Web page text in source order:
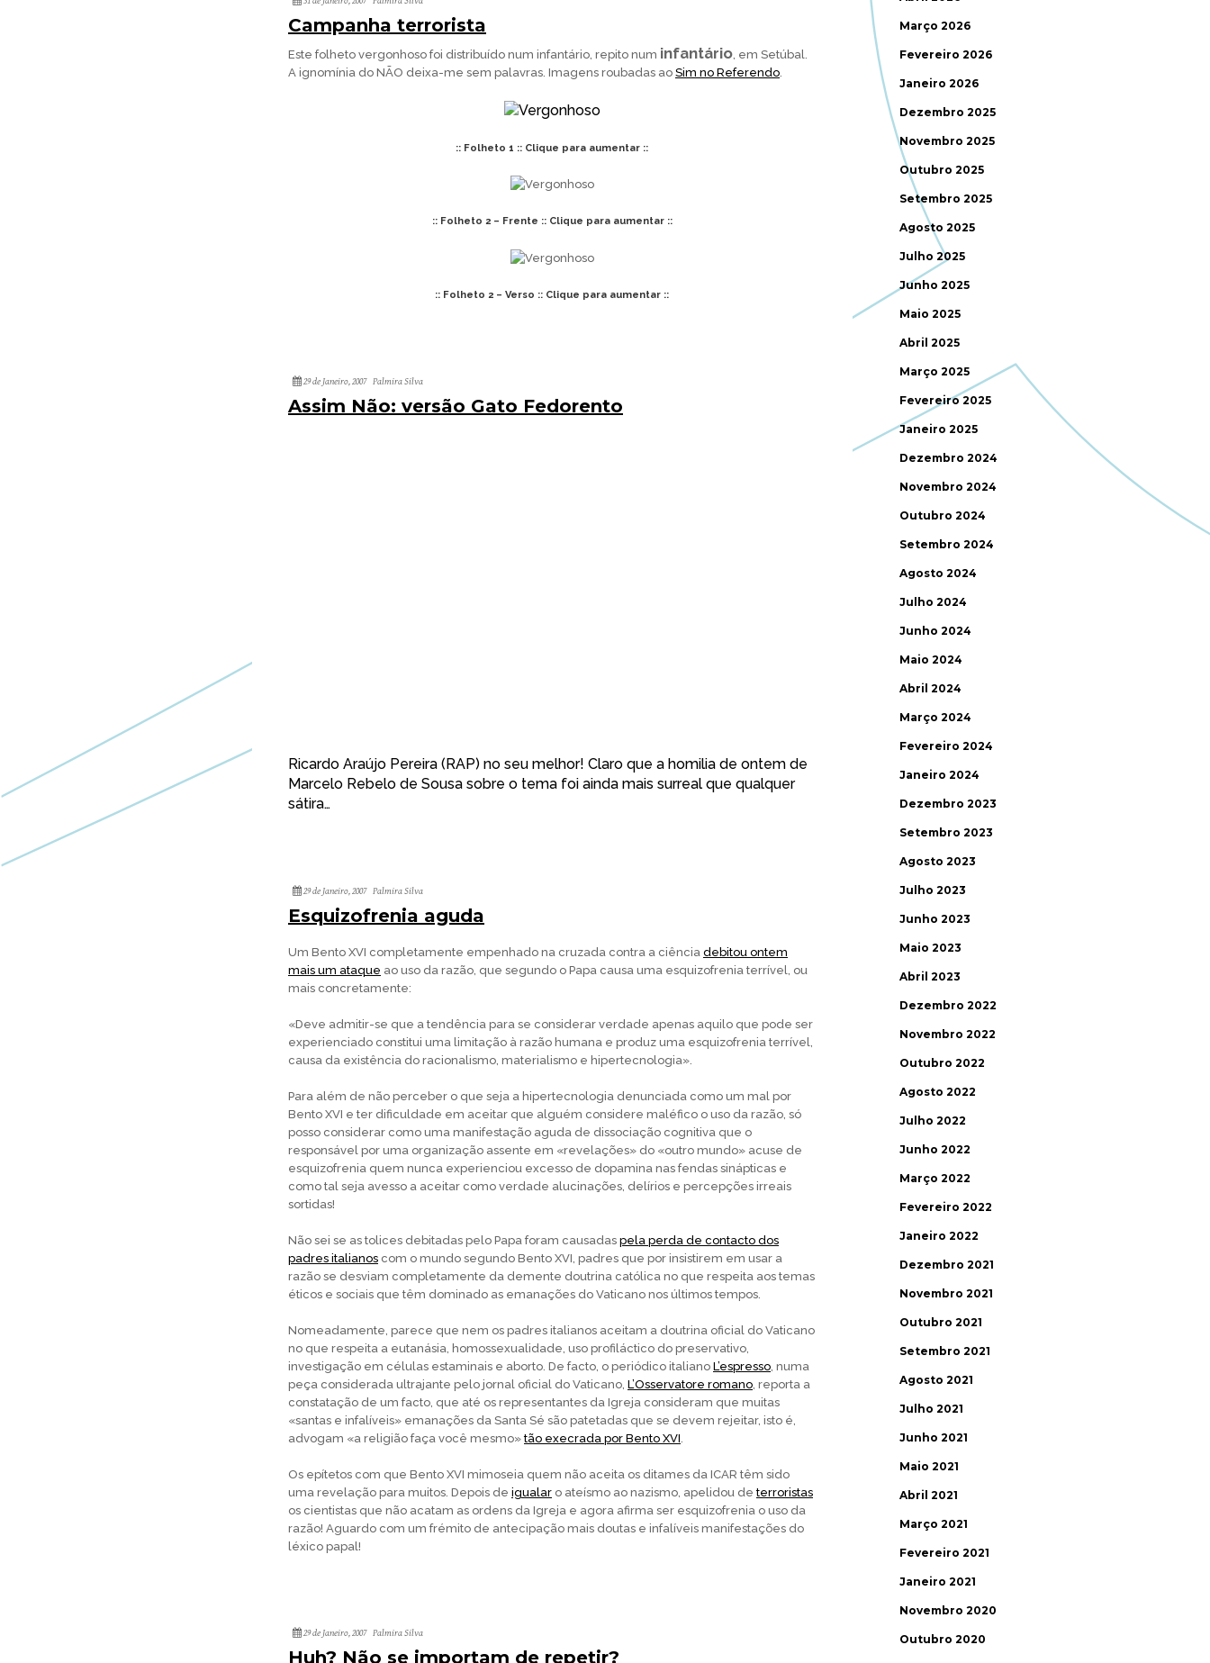
Campanha terrorista
Este folheto vergonhoso foi distribuído num infantário, repito num infantário, em Setúbal.
A ignomínia do NÃO deixa-me sem palavras. Imagens roubadas ao Sim no Referendo.
:: Folheto 1 :: Clique para aumentar ::
:: Folheto 2 – Frente :: Clique para aumentar ::
:: Folheto 2 – Verso :: Clique para aumentar ::
29 de Janeiro, 2007 Palmira Silva
Assim Não: versão Gato Fedorento
Ricardo Araújo Pereira (RAP) no seu melhor! Claro que a homilia de ontem de
Marcelo Rebelo de Sousa sobre o tema foi ainda mais surreal que qualquer
sátira…
29 de Janeiro, 2007 Palmira Silva
Esquizofrenia aguda
Um Bento XVI completamente empenhado na cruzada contra a ciência debitou ontem
mais um ataque ao uso da razão, que segundo o Papa causa uma esquizofrenia terrível, ou
mais concretamente:
«Deve admitir-se que a tendência para se considerar verdade apenas aquilo que pode ser
experienciado constitui uma limitação à razão humana e produz uma esquizofrenia terrível,
causa da existência do racionalismo, materialismo e hipertecnologia».
Para além de não perceber o que seja a hipertecnologia denunciada como um mal por
Bento XVI e ter dificuldade em aceitar que alguém considere maléfico o uso da razão, só
posso considerar como uma manifestação aguda de dissociação cognitiva que o
responsável por uma organização assente em «revelações» do «outro mundo» acuse de
esquizofrenia quem nunca experienciou excesso de dopamina nas fendas sinápticas e
como tal seja avesso a aceitar como verdade alucinações, delírios e percepções irreais
sortidas!
Não sei se as tolices debitadas pelo Papa foram causadas pela perda de contacto dos
padres italianos com o mundo segundo Bento XVI, padres que por insistirem em usar a
razão se desviam completamente da demente doutrina católica no que respeita aos temas
éticos e sociais que têm dominado as emanações do Vaticano nos últimos tempos.
Nomeadamente, parece que nem os padres italianos aceitam a doutrina oficial do Vaticano
no que respeita a eutanásia, homossexualidade, uso profiláctico do preservativo,
investigação em células estaminais e aborto. De facto, o periódico italiano L’espresso, numa
peça considerada ultrajante pelo jornal oficial do Vaticano, L’Osservatore romano, reporta a
constatação de um facto, que até os representantes da Igreja consideram que muitas
«santas e infalíveis» emanações da Santa Sé são patetadas que se devem rejeitar, isto é,
advogam «a religião faça você mesmo»tão execrada por Bento XVI.
Os epítetos com que Bento XVI mimoseia quem não aceita os ditames da ICAR têm sido
uma revelação para muitos. Depois de igualar o ateísmo ao nazismo, apelidou deterroristas
os cientistas que não acatam as ordens da Igreja e agora afirma ser esquizofrenia o uso da
razão! Aguardo com um frémito de antecipação mais doutas e infalíveis manifestações do
léxico papal!
29 de Janeiro, 2007 Palmira Silva
Huh? Não se importam de repetir?
Março 2026
Fevereiro 2026
Janeiro 2026
Dezembro 2025
Novembro 2025
Outubro 2025
Setembro 2025
Agosto 2025
Julho 2025
Junho 2025
Maio 2025
Abril 2025
Março 2025
Fevereiro 2025
Janeiro 2025
Dezembro 2024
Novembro 2024
Outubro 2024
Setembro 2024
Agosto 2024
Julho 2024
Junho 2024
Maio 2024
Abril 2024
Março 2024
Fevereiro 2024
Janeiro 2024
Dezembro 2023
Setembro 2023
Agosto 2023
Julho 2023
Junho 2023
Maio 2023
Abril 2023
Dezembro 2022
Novembro 2022
Outubro 2022
Agosto 2022
Julho 2022
Junho 2022
Março 2022
Fevereiro 2022
Janeiro 2022
Dezembro 2021
Novembro 2021
Outubro 2021
Setembro 2021
Agosto 2021
Julho 2021
Junho 2021
Maio 2021
Abril 2021
Março 2021
Fevereiro 2021
Janeiro 2021
Novembro 2020
Outubro 2020